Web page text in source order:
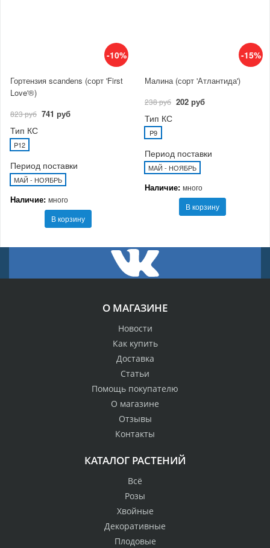
-10%
Гортензия scandens (сорт 'First
Love'®)
823 руб 741 руб
Тип КС
P12
Период поставки
МАЙ - НОЯБРЬ
Наличие: много
В корзину
-15%
Малина (сорт 'Атлантида')
238 руб 202 руб
Тип КС
P9
Период поставки
МАЙ - НОЯБРЬ
Наличие: много
В корзину
О МАГАЗИНЕ
Новости
Как купить
Доставка
Статьи
Помощь покупателю
О магазине
Отзывы
Контакты
КАТАЛОГ РАСТЕНИЙ
Всё
Розы
Хвойные
Декоративные
Плодовые